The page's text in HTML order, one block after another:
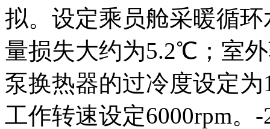
拟。设定乘员舱采暖循
量损失大约为5.2℃；室
泵换热器的过冷度设定
工作转速设定6000rpm